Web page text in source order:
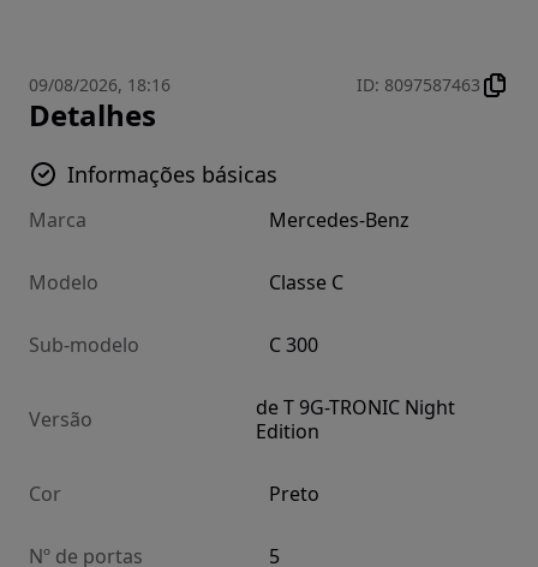
09/08/2026, 18:16 ID: 8097587463
Detalhes
Informações básicas
Marca Mercedes-Benz
Modelo Classe C
Sub-modelo C 300
Versão
de T 9G-TRONIC Night
Edition
Cor Preto
Nº de portas 5